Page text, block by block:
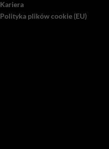
Kariera
Polityka plików cookie (EU)